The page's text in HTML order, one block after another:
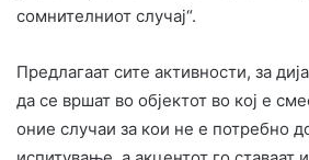
сомнителниот случај“.
Предлагаат сите активности, за
да се вршат во објектот во кој е
оние случаи за кои не е потребно